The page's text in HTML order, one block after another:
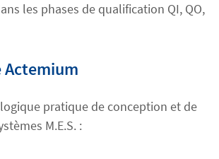
les phases de qualification QI, QO,
Actemium
pratique de conception et de
M.E.S. :